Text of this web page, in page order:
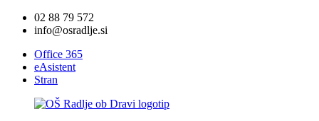
02 88 79 572
info@osradlje.si
Office 365
eAsistent
Stran